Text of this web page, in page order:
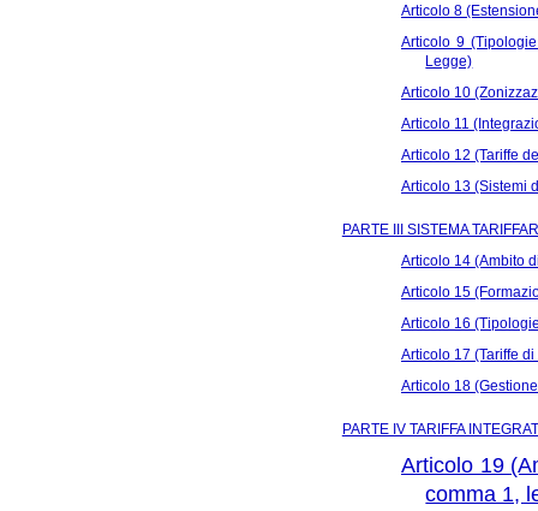
Articolo 8
Articolo 9
Legge)
Articolo 10
Articolo 11
Articolo 12 (Tariffe
Articolo 13 (Sistemi
PARTE III SISTEMA
Articolo 14 (Ambito
Articolo 15
Articolo 16
Articolo 17 (Tariffe
Articolo 18
PARTE IV TARIFFA
Articolo 19
comma 1,